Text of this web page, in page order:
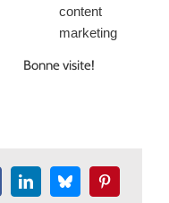
content
marketing
Bonne visite!